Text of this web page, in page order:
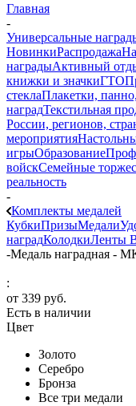
Главная
-
Универсальные
НовинкиРаспродажа
наградыАктивный
книжки и значкиГТО
стеклаПлакетки,
наградТекстильная
России, регионов,
мероприятия
игрыОбразование
войскСемейные
реальность
-
Комплекты медалей
КубкиПризыМедали
наградКолодкиЛенты
-Медаль наградная -
:
от 339 руб.
Есть в наличии
Цвет
Золото
Серебро
Бронза
Все три медали